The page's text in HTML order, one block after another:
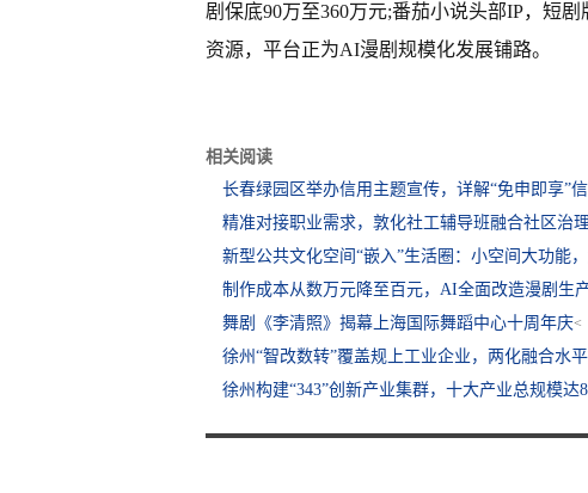
剧保底90万至360万元;番茄小说头部IP，短
资源，平台正为AI漫剧规模化发展铺路。
相关阅读
长春绿园区举办信用主题宣传，详解“免申即享”
精准对接职业需求，敦化社工辅导班融合社区治
新型公共文化空间“嵌入”生活圈：小空间大功能
制作成本从数万元降至百元，AI全面改造漫剧生
舞剧《李清照》揭幕上海国际舞蹈中心十周年庆<
徐州“智改数转”覆盖规上工业企业，两化融合水
徐州构建“343”创新产业集群，十大产业总规模达